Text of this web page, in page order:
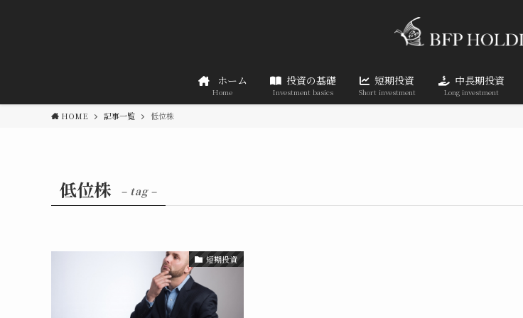
ホーム
Home
投資の基礎
Investment basics
短期投資
Short investment
中長期投資
Long investment
HOME 記事一覧 低位株
低位株 – tag –
短期投資